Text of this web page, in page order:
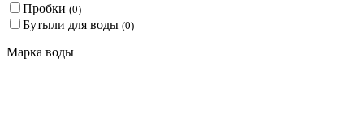
Пробки (0)
Бутыли для воды (0)
Марка воды